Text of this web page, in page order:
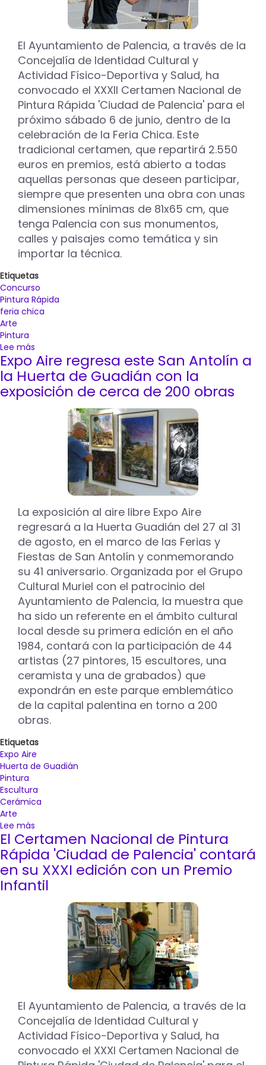
El Ayuntamiento de Palencia, a través de la
Concejalía de Identidad Cultural y
Actividad Físico-Deportiva y Salud, ha
convocado el XXXII Certamen Nacional de
Pintura Rápida 'Ciudad de Palencia' para el
próximo sábado 6 de junio, dentro de la
celebración de la Feria Chica. Este
tradicional certamen, que repartirá 2.550
euros en premios, está abierto a todas
aquellas personas que deseen participar,
siempre que presenten una obra con unas
dimensiones mínimas de 81x65 cm, que
tenga Palencia con sus monumentos,
calles y paisajes como temática y sin
importar la técnica.
Etiquetas
Concurso
Pintura Rápida
feria chica
Arte
Pintura
Lee más
El
XXXII
Certamen
Nacional
celebrará
con
el
reparto
de
2.550
euros
en
premios
Expo Aire regresa este San Antolín a
la Huerta de Guadián con la
exposición de cerca de 200 obras
La exposición al aire libre Expo Aire
regresará a la Huerta Guadián del 27 al 31
de agosto, en el marco de las Ferias y
Fiestas de San Antolín y conmemorando
su 41 aniversario. Organizada por el Grupo
Cultural Muriel con el patrocinio del
Ayuntamiento de Palencia, la muestra que
ha sido un referente en el ámbito cultural
local desde su primera edición en el año
1984, contará con la participación de 44
artistas (27 pintores, 15 escultores, una
ceramista y una de grabados) que
expondrán en este parque emblemático
de la capital palentina en torno a 200
obras.
Etiquetas
Expo Aire
Huerta de Guadián
Pintura
Escultura
Cerámica
Arte
Lee más
Expo
Aire
regresa
este
San
Guadián
exposición
de
cerca
de
200
obras
El Certamen Nacional de Pintura
Rápida 'Ciudad de Palencia' contará
en su XXXI edición con un Premio
Infantil
El Ayuntamiento de Palencia, a través de la
Concejalía de Identidad Cultural y
Actividad Físico-Deportiva y Salud, ha
convocado el XXXI Certamen Nacional de